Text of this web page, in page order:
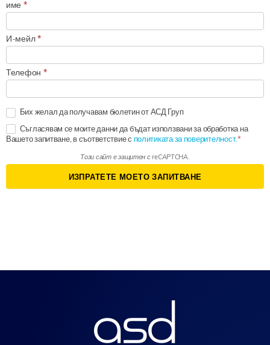
име *
И-мейл*
Телефон *
Бих желал да получавам бюлетин от АСД Груп
Съгласявам се моите данни да бъдат използвани за обработка на
Вашето запитване, в съответствие с политиката за поверителност.
Този сайт е защитен с reCAPTCHA.
ИЗПРАТЕТЕ МОЕТО ЗАПИТВАНЕ